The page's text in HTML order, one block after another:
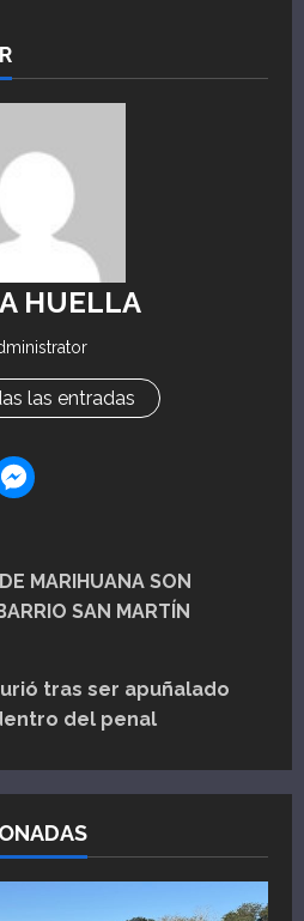
HUELLA
las entradas
MARIHUANA SON
SAN MARTÍN
tras ser apuñalado
del penal